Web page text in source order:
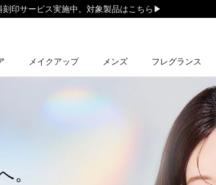
刻印サービス実施中。対象製品はこちら▶︎
メイクアップ メンズ フレグランス
。